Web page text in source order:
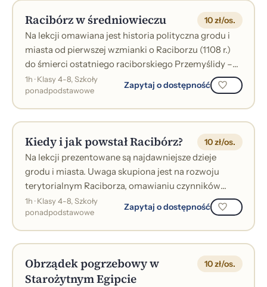
Racibórz w średniowieczu 10 zł/os.
Na lekcji omawiana jest historia polityczna grodu i
miasta od pierwszej wzmianki o Raciborzu (1108 r.)
do śmierci ostatniego raciborskiego Przemyślidy –
Walentyna (1521 r.). Prezen...
1h · Klasy 4-8, Szkoły
ponadpodstawowe
Zapytaj o dostępność
Kiedy i jak powstał Racibórz? 10 zł/os.
Na lekcji prezentowane są najdawniejsze dzieje
grodu i miasta. Uwaga skupiona jest na rozwoju
terytorialnym Raciborza, omawianiu czynników
miastotwórczych, kształcie i wyglądzie śr...
1h · Klasy 4-8, Szkoły
ponadpodstawowe
Zapytaj o dostępność
Obrządek pogrzebowy w
Starożytnym Egipcie
10 zł/os.